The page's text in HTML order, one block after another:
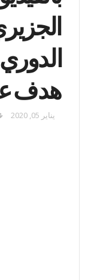
هدف
يناير 05, 2020